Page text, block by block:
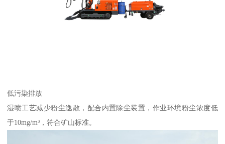
低污染排放
湿喷工艺减少粉尘逸散，配合内置除尘装置，作业环境粉尘浓度低
于10mg/m³，符合矿山标准。